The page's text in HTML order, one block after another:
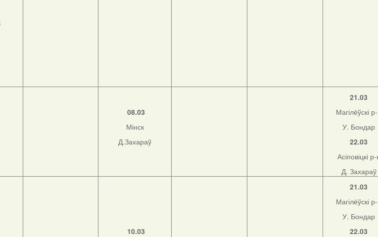
08.03
Мінск
Д.Захараў
21.03
Магілёўскі
У. Бондар
22.03
Асіповіцкі
Д. Захараў
10.03
21.03
Магілёўскі
У. Бондар
22.03